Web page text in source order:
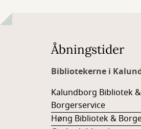
Åbningstider
Bibliotekerne i
Kalundborg Bibliotek &
Borgerservice
Høng Bibliotek &